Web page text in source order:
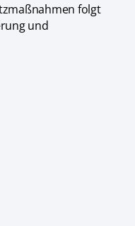
folgt
und